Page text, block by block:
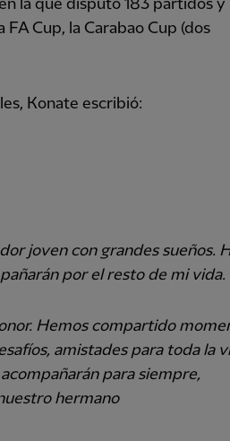
la que disputó 183 partidos y
Cup, la Carabao Cup (dos
Konate escribió:
joven con grandes sueños.
por el resto de mi vida.
Hemos compartido
amistades para toda la
para siempre,
hermano